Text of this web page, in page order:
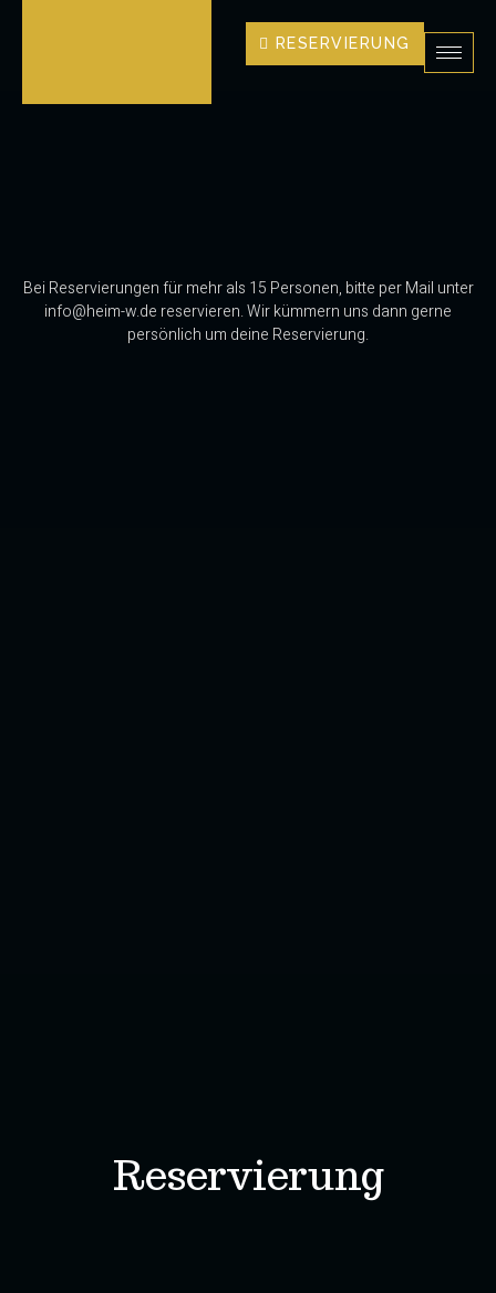
RESERVIERUNG
Bei Reservierungen für mehr als 15 Personen, bitte per Mail unter
info@heim-w.de reservieren. Wir kümmern uns dann gerne
persönlich um deine Reservierung.
Reservierung